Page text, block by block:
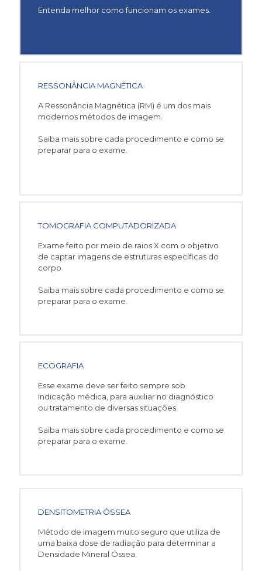
Entenda melhor como funcionam os exames.
RESSONÂNCIA MAGNÉTICA
A Ressonância Magnética (RM) é um dos mais
modernos métodos de imagem.
Saiba mais sobre cada procedimento e como se
preparar para o exame.
TOMOGRAFIA COMPUTADORIZADA
Exame feito por meio de raios X com o objetivo
de captar imagens de estruturas específicas do
corpo.
Saiba mais sobre cada procedimento e como se
preparar para o exame.
ECOGRAFIA
Esse exame deve ser feito sempre sob
indicação médica, para auxiliar no diagnóstico
ou tratamento de diversas situações.
Saiba mais sobre cada procedimento e como se
preparar para o exame.
DENSITOMETRIA ÓSSEA
Método de imagem muito seguro que utiliza de
uma baixa dose de radiação para determinar a
Densidade Mineral Óssea.